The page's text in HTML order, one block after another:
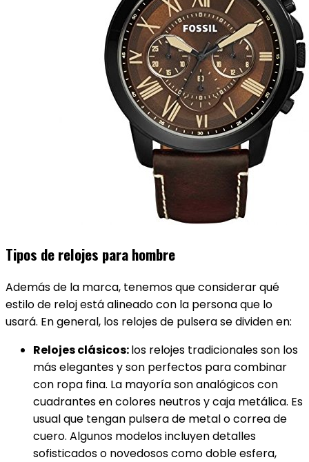
Tipos de relojes para hombre
Además de la marca, tenemos que considerar qué
estilo de reloj está alineado con la persona que lo
usará. En general, los relojes de pulsera se dividen en:
Relojes clásicos:los relojes tradicionales son los
más elegantes y son perfectos para combinar
con ropa fina. La mayoría son analógicos con
cuadrantes en colores neutros y caja metálica. Es
usual que tengan pulsera de metal o correa de
cuero. Algunos modelos incluyen detalles
sofisticados o novedosos como doble esfera,